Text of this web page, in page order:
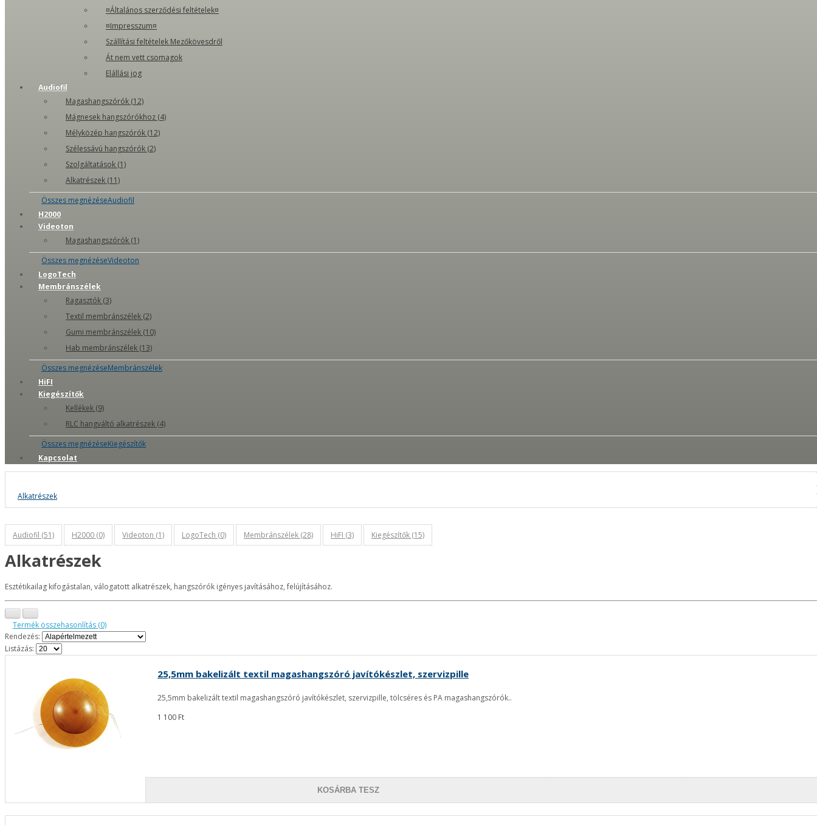
¤Általános szerződési feltételek¤
¤Impresszum¤
Szállítási feltételek Mezőkövesdről
Át nem vett csomagok
Elállási jog
Audiofil
Magashangszórók (12)
Mágnesek hangszórókhoz (4)
Mélyközép hangszórók (12)
Szélessávú hangszórók (2)
Szolgáltatások (1)
Alkatrészek (11)
Összes megnézéseAudiofil
H2000
Videoton
Magashangszórók (1)
Összes megnézéseVideoton
LogoTech
Membránszélek
Ragasztók (3)
Textil membránszélek (2)
Gumi membránszélek (10)
Hab membránszélek (13)
Összes megnézéseMembránszélek
HiFI
Kiegészítők
Kellékek (9)
RLC hangváltó alkatrészek (4)
Összes megnézéseKiegészítők
Kapcsolat
Alkatrészek
Audiofil (51) H2000 (0) Videoton (1) LogoTech (0) Membránszélek (28) HiFI (3) Kiegészítők (15)
Alkatrészek
Esztétikailag kifogástalan, válogatott alkatrészek, hangszórók igényes javításához, felújításához.
Termék összehasonlítás (0)
Rendezés:
Listázás:
25,5mm bakelizált textil magashangszóró javítókészlet, szervizpille
25,5mm bakelizált textil magashangszóró javítókészlet, szervizpille, tölcséres és PA magashangszórók..
1 100 Ft
KOSÁRBA TESZ